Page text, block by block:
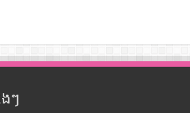
ងៗ